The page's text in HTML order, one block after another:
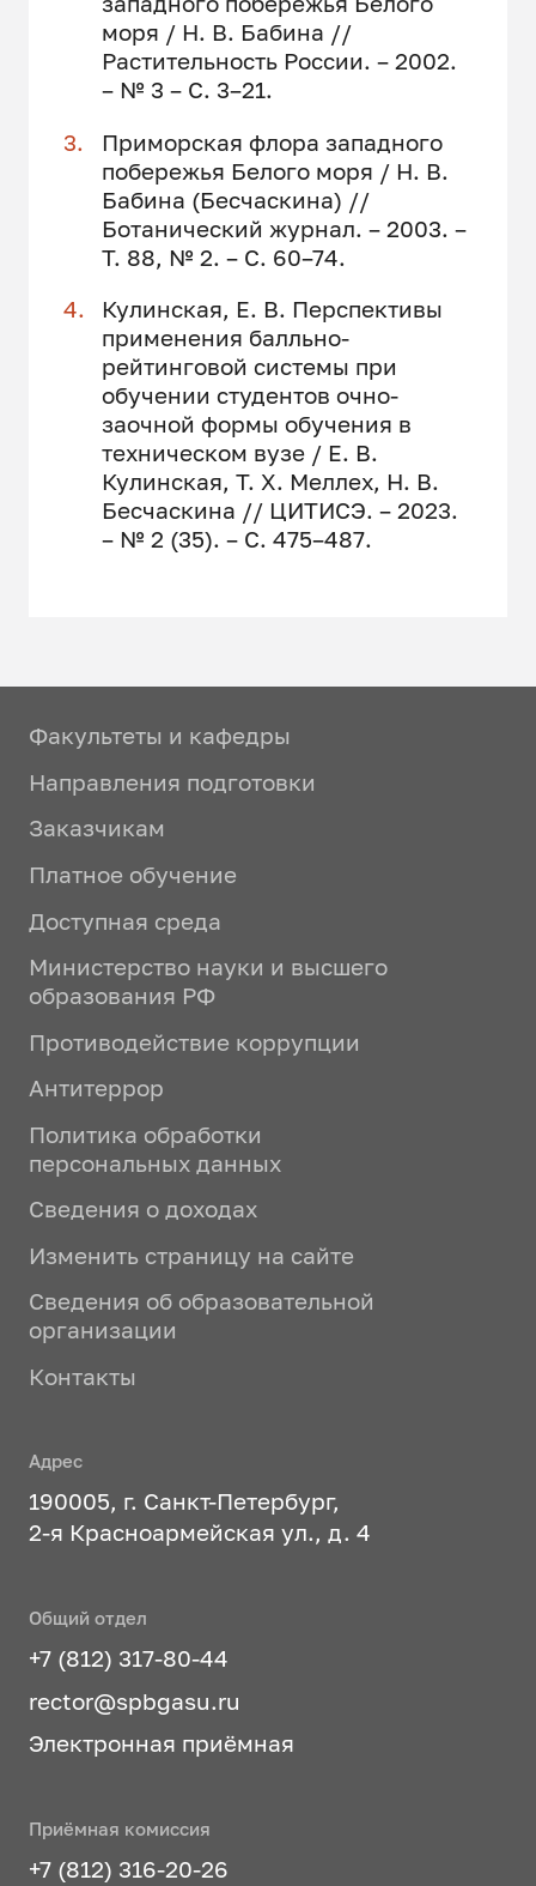
моря / Н. В. Бабина //
Растительность России. – 2002.
– № 3 – С. 3–21.
Приморская флора западного
побережья Белого моря / Н. В.
Бабина (Бесчаскина) //
Ботанический журнал. – 2003. –
Т. 88, № 2. – С. 60–74.
Кулинская, Е. В. Перспективы
применения балльно-
рейтинговой системы при
обучении студентов очно-
заочной формы обучения в
техническом вузе / Е. В.
Кулинская, Т. Х. Меллех, Н. В.
Бесчаскина // ЦИТИСЭ. – 2023.
– № 2 (35). – C. 475–487.
Факультеты и кафедры
Направления подготовки
Заказчикам
Платное обучение
Доступная среда
Министерство науки и высшего
образования РФ
Противодействие коррупции
Антитеррор
Политика обработки
персональных данных
Сведения о доходах
Изменить страницу на сайте
Сведения об образовательной
организации
Контакты
Адрес
190005, г. Санкт-Петербург,
2-я Красноармейская ул., д. 4
Общий отдел
+7 (812) 317-80-44
rector@spbgasu.ru
Электронная приёмная
Приёмная комиссия
+7 (812) 316-20-26